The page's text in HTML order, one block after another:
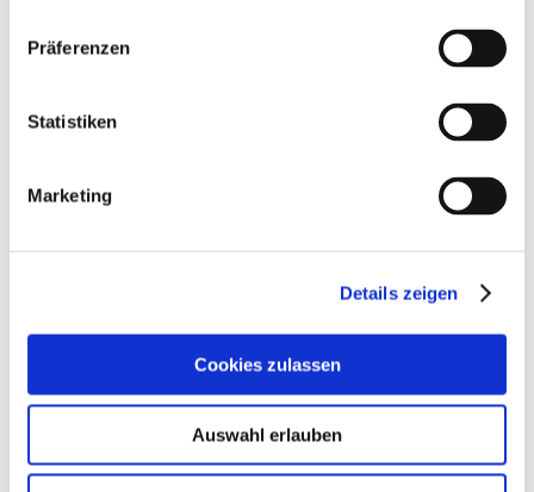
Präferenzen
Statistiken
Marketing
Details zeigen
Cookies zulassen
Auswahl erlauben
Ladenbau